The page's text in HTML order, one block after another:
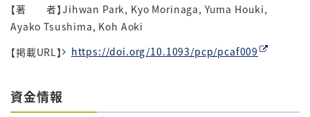
【著 者】Jihwan Park, Kyo Morinaga, Yuma Houki,
Ayako Tsushima, Koh Aoki
【掲載URL】
https://doi.org/10.1093/pcp/pcaf009
資金情報